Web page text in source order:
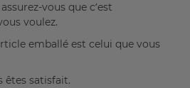
vous que c’est
voulez.
emballé est celui que vous
êtes satisfait.